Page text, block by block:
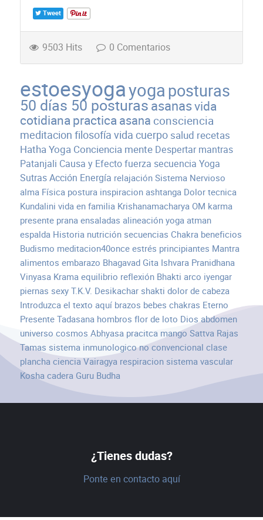
Tweet
9503 Hits 0 Comentarios
estoesyogayogaposturas
50 días 50 posturasasanasvida
cotidianapracticaasana consciencia
meditacion filosofía vida cuerpo salud recetas
Hatha Yoga Conciencia mente Despertar mantras
Patanjali Causa y Efectofuerza secuencia Yoga
SutrasAcción Energía relajaciónSistema Nervioso
alma Física postura inspiracionashtanga Dolortecnica
Kundalini vida en familia Krishanamacharya OM karma
presente pranaensaladas alineaciónyoga atman
espalda Historia nutriciónsecuencias Chakra beneficios
Budismo meditacion40onceestrés principiantes Mantra
alimentos embarazo Bhagavad Gita Ishvara Pranidhana
Vinyasa Kramaequilibrio reflexión Bhakti arco iyengar
piernas sexyT.K.V. Desikacharshakti dolor de cabeza
Introduzca el texto aquí brazos bebes chakras Eterno
PresenteTadasana hombros flor de loto Dios abdomen
universo cosmos Abhyasa pracitca mango Sattva Rajas
Tamas sistema inmunologicono convencional clase
planchacienciaVairagya respiracion sistema vascular
Koshacadera Guru Budha
¿Tienes dudas?
Ponte en contacto aquí